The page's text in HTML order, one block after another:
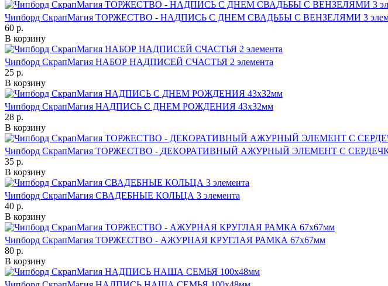
Чипборд СкрапМагия ТОРЖЕСТВО - НАДПИСЬ С ДНЕМ СВАДЬБЫ С ВЕНЗЕЛЯМИ 3
60 р.
В корзину
Чипборд СкрапМагия НАБОР НАДПИСЕЙ СЧАСТЬЯ 2 элемента
25 р.
В корзину
Чипборд СкрапМагия НАДПИСЬ С ДНЕМ РОЖДЕНИЯ 43х32мм
28 р.
В корзину
Чипборд СкрапМагия ТОРЖЕСТВО - ДЕКОРАТИВНЫЙ АЖУРНЫЙ ЭЛЕМЕНТ С
35 р.
В корзину
Чипборд СкрапМагия СВАДЕБНЫЕ КОЛЬЦА 3 элемента
40 р.
В корзину
Чипборд СкрапМагия ТОРЖЕСТВО - АЖУРНАЯ КРУГЛАЯ РАМКА 67х67мм
80 р.
В корзину